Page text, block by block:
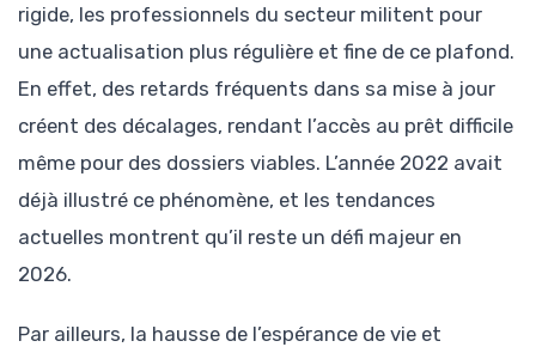
rigide, les professionnels du secteur militent pour
une actualisation plus régulière et fine de ce plafond.
En effet, des retards fréquents dans sa mise à jour
créent des décalages, rendant l’accès au prêt difficile
même pour des dossiers viables. L’année 2022 avait
déjà illustré ce phénomène, et les tendances
actuelles montrent qu’il reste un défi majeur en
2026.
Par ailleurs, la hausse de l’espérance de vie et